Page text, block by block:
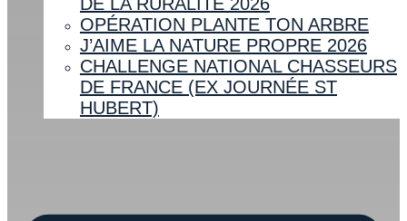
OPÉRATION PLANTE TON ARBRE
J’AIME LA NATURE PROPRE 2026
CHALLENGE NATIONAL CHASSEURS
DE FRANCE (EX JOURNÉE ST
HUBERT)